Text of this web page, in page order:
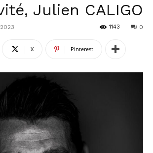
Julien CALIGO
0
1143
X Pinterest